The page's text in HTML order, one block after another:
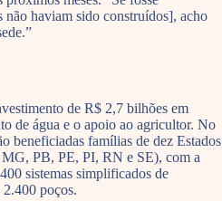
não haviam sido construídos], acho
de R$ 2,7 bilhões em
de água e o apoio ao agricultor. No
beneficiadas famílias de dez Estados
PB, PE, PI, RN e SE), com a
sistemas simplificados de
poços.